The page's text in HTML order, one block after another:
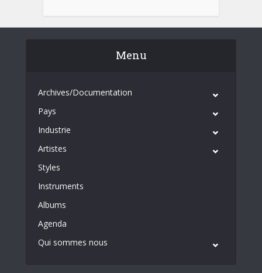
Menu
Archives/Documentation
Pays
Industrie
Artistes
Styles
Instruments
Albums
Agenda
Qui sommes nous